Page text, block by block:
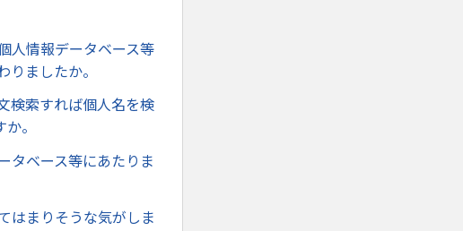
人情報データベース等
ましたか。
検索すれば個人名を検
。
タベース等にあたりま
はまりそうな気がしま